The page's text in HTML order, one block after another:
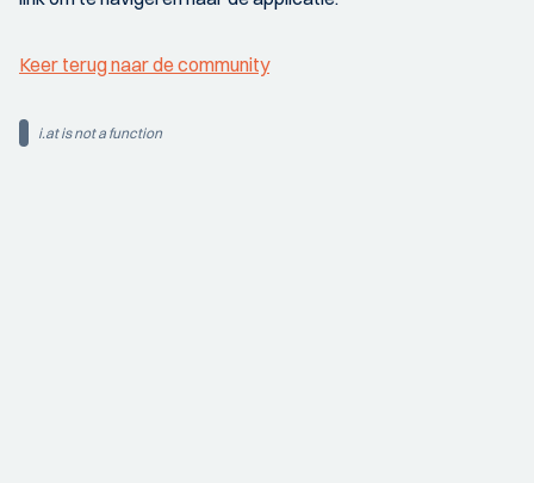
Keer terug naar de community
i.at is not a function